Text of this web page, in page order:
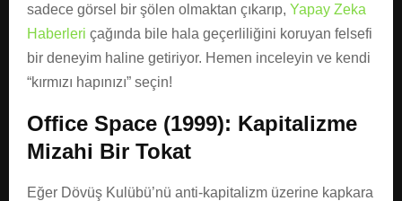
sadece görsel bir şölen olmaktan çıkarıp, Yapay Zeka
Haberleri çağında bile hala geçerliliğini koruyan felsefi
bir deneyim haline getiriyor. Hemen inceleyin ve kendi
“kırmızı hapınızı” seçin!
Office Space (1999): Kapitalizme
Mizahi Bir Tokat
Eğer Dövüş Kulübü’nü anti-kapitalizm üzerine kapkara